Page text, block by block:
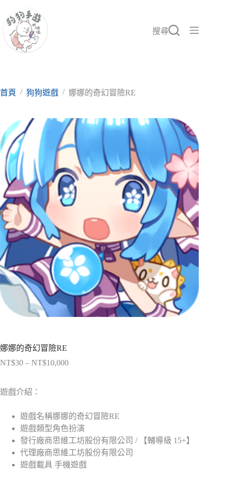
至
要
搜尋
首頁 / 狗狗遊戲 / 娜娜的奇幻冒險RE
娜娜的奇幻冒險RE
NT$30 – NT$10,000價
NT$30
到
NT$10,000
遊戲介紹：
遊戲名稱娜娜的奇幻冒險RE
遊戲類型角色扮演
發行廠商思維工坊股份有限公司 / 【輔導級 15+】
代理廠商思維工坊股份有限公司
遊戲載具 手機遊戲